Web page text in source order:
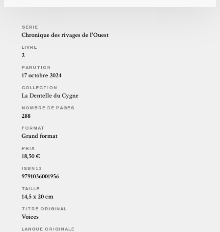
SÉRIE
Chronique des rivages de l'Ouest
LIVRE
2
PARUTION
17 octobre 2024
COLLECTION
La Dentelle du Cygne
NOMBRE DE PAGES
288
FORMAT
Grand format
PRIX
18,50 €
ISBN13
9791036001956
TAILLE
14,5 x 20 cm
TITRE ORIGINAL
Voices
LANGUE ORIGINALE